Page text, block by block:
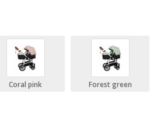
Coral pink Forest green